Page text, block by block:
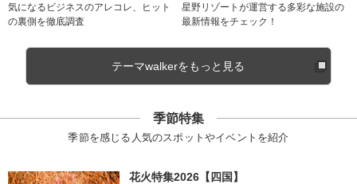
気になるビジネスのアレコレ、ヒット
の裏側を徹底調査
星野リゾートが運営する多彩な施設の
最新情報をチェック！
テーマwalkerをもっと見る
季節特集
季節を感じる人気のスポットやイベントを紹介
花火特集2026【四国】